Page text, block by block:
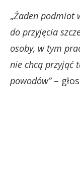
„Żaden podmiot
do przyjęcia
osoby, w tym
nie chcą przyjąć
powodów”–